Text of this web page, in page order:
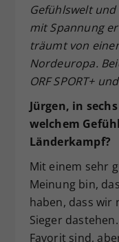
Gefühlswelt
mit Spannung
träumt von
Nordeuropa.
ORF SPORT+
Jürgen, in
welchem
Länderkampf?
Mit einem sehr
Meinung bin,
haben, dass wir
Sieger
Favorit sind,